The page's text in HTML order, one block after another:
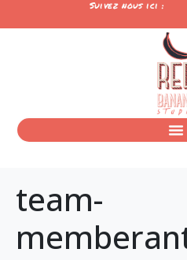
Suivez nous ici :
team-